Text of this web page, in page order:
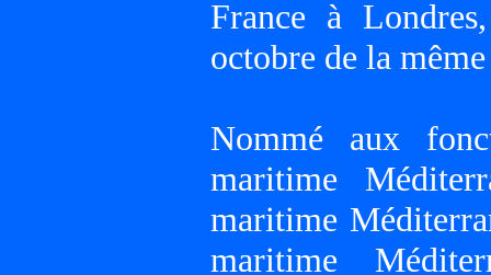
France à
octobre de la
Nommé aux
maritime
maritime
maritime